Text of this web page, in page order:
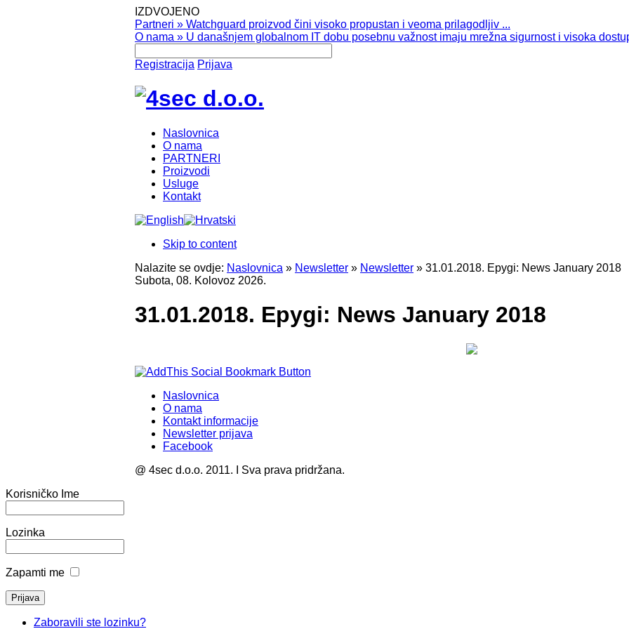
IZDVOJENO
Partneri » Watchguard proizvod čini visoko propustan i veoma prilagodljiv ...
O nama » U današnjem globalnom IT dobu posebnu važnost imaju mrežna sigurnost i visoka
Registracija Prijava
Naslovnica
O nama
PARTNERI
Proizvodi
Usluge
Kontakt
Skip to content
Nalazite se ovdje: Naslovnica » Newsletter » Newsletter » 31.01.2018. Epygi: News January 2018
Subota, 08. Kolovoz 2026.
31.01.2018. Epygi: News January 2018
Naslovnica
O nama
Kontakt informacije
Newsletter prijava
Facebook
@ 4sec d.o.o. 2011. I Sva prava pridržana.
Korisničko Ime
Lozinka
Zapamti me
Zaboravili ste lozinku?